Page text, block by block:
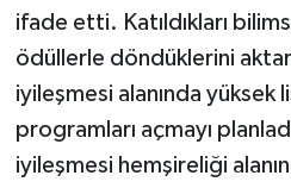
ifade etti. Katıldıkları
ödüllerle döndüklerini
iyileşmesi alanında yüksek
programları açmayı
iyileşmesi hemşireliği